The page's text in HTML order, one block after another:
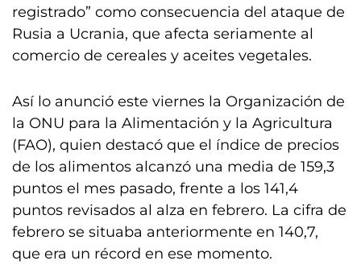
registrado” como consecuencia del ataque de
Rusia a Ucrania, que afecta seriamente al
comercio de cereales y aceites vegetales.
Así lo anunció este viernes la Organización de
la ONU para la Alimentación y la Agricultura
(FAO), quien destacó que el índice de precios
de los alimentos alcanzó una media de 159,3
puntos el mes pasado, frente a los 141,4
puntos revisados al alza en febrero. La cifra de
febrero se situaba anteriormente en 140,7,
que era un récord en ese momento.